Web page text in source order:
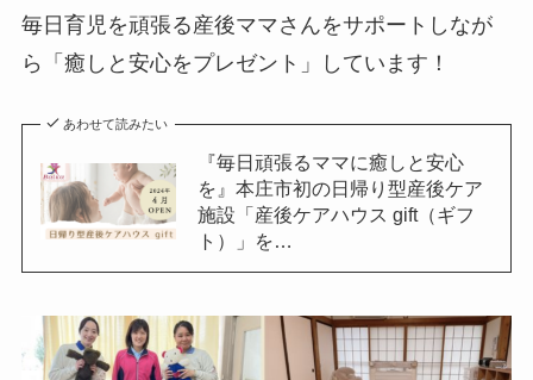
毎日育児を頑張る産後ママさんをサポートしなが
ら「癒しと安心をプレゼント」しています！
あわせて読みたい
『毎日頑張るママに癒しと安心
を』本庄市初の日帰り型産後ケア
施設「産後ケアハウス gift（ギフ
ト）」を…